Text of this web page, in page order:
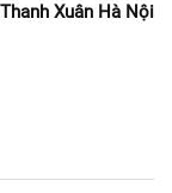
Xuân Hà Nội